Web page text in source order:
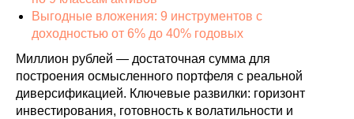
Выгодные вложения: 9 инструментов с
доходностью от 6% до 40% годовых
Миллион рублей — достаточная сумма для
построения осмысленного портфеля с реальной
диверсификацией. Ключевые развилки: горизонт
инвестирования, готовность к волатильности и